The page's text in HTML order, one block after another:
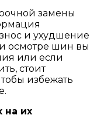
замены
и ухудшение
осмотре шин вы
или если
стоит
избежать
на их